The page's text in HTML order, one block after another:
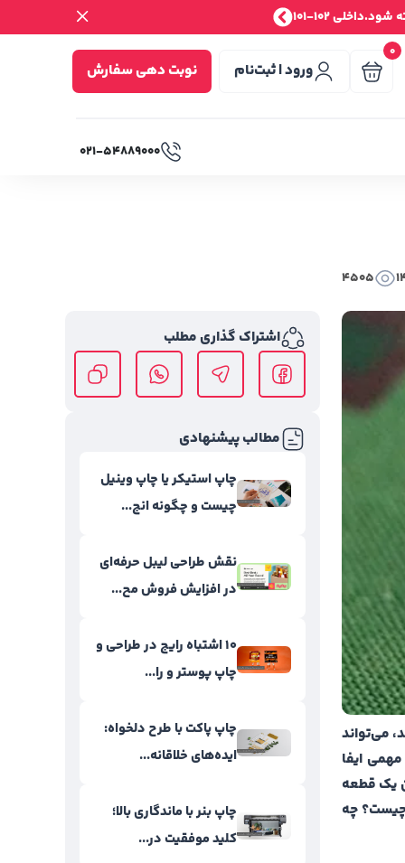
102-101
0
ورود | ثبت‌نام نوبت دهی سفارش
۰۲۱-۵۴۸۸۹۰۰۰
4505
می‌تواند
ایفا
یک قطعه
چیست؟ چه
اشتراک گذاری مطلب
مطالب پیشنهادی
چاپ استیکر یا چاپ وینیل
چیست و چگونه انج...
نقش طراحی لیبل حرفه‌ای
در افزایش فروش مح...
۱۰ اشتباه رایج در طراحی و
چاپ پوستر و را...
چاپ پاکت با طرح دلخواه:
ایده‌های خلاقانه...
چاپ بنر با ماندگاری بالا؛
کلید موفقیت در...